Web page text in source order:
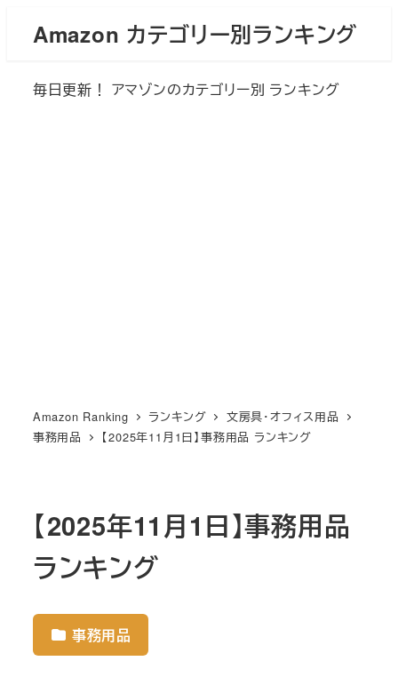
Amazon カテゴリー別ランキング
毎日更新！ アマゾンのカテゴリー別 ランキング
Amazon Ranking ランキング
文房具・オフィス用品
事務用品
【2025年11月1日】事務用品 ランキング
【2025年11月1日】事務用品
ランキング
事務用品